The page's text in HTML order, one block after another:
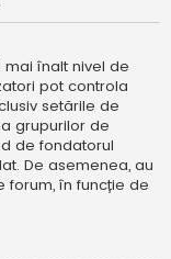
mai înalt nivel de
pot controla
setările de
grupurilor de
de fondatorul
De asemenea, au
în funcție de